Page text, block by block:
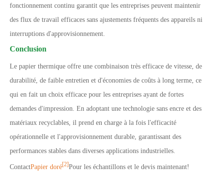
fonctionnement continu garantit que les entreprises peuvent maintenir
des flux de travail efficaces sans ajustements fréquents des appareils ni
interruptions d'approvisionnement.
Conclusion
Le papier thermique offre une combinaison très efficace de vitesse, de
durabilité, de faible entretien et d'économies de coûts à long terme, ce
qui en fait un choix efficace pour les entreprises ayant de fortes
demandes d'impression. En adoptant une technologie sans encre et des
matériaux recyclables, il prend en charge à la fois l'efficacité
opérationnelle et l'approvisionnement durable, garantissant des
performances stables dans diverses applications industrielles.
ContactPapier doré [2] Pour les échantillons et le devis maintenant!